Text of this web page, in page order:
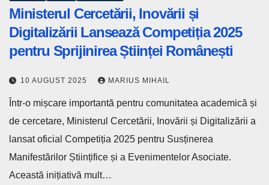
Ministerul Cercetării, Inovării și
Digitalizării Lansează Competiția 2025
pentru Sprijinirea Științei Românești
10 AUGUST 2025 MARIUS MIHAIL
Într-o mișcare importantă pentru comunitatea academică și
de cercetare, Ministerul Cercetării, Inovării și Digitalizării a
lansat oficial Competiția 2025 pentru Susținerea
Manifestărilor Științifice și a Evenimentelor Asociate.
Această inițiativă mult…